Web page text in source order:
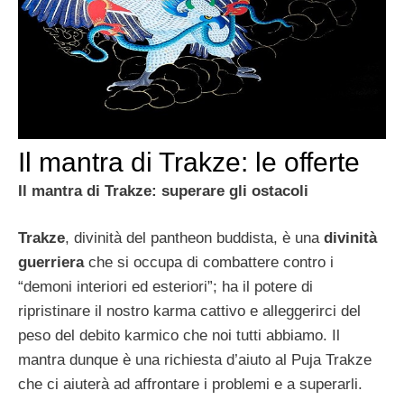
Il mantra di Trakze: le offerte
Il mantra di Trakze: superare gli ostacoli
Trakze, divinità del pantheon buddista, è una divinità
guerrierache si occupa di combattere contro i
“demoni interiori ed esteriori”; ha il potere di
ripristinare il nostro karma cattivo e alleggerirci del
peso del debito karmico che noi tutti abbiamo. Il
mantra dunque è una richiesta d’aiuto al Puja Trakze
che ci aiuterà ad affrontare i problemi e a superarli.